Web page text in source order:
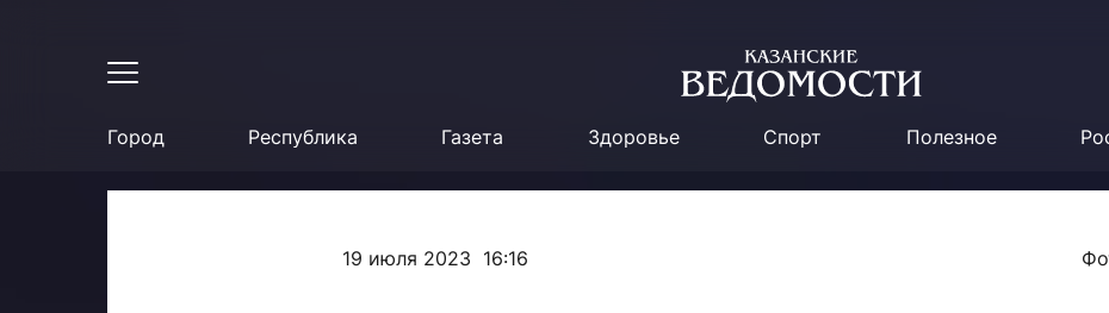
Город Республика Газета Здоровье Спорт Полезное
19 июля 2023 16:16